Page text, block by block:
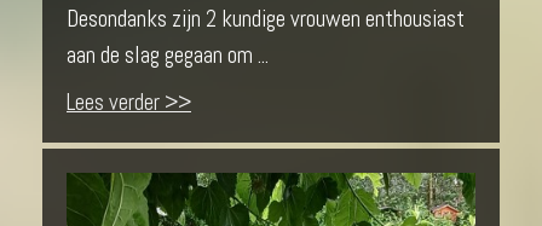
Desondanks zijn 2 kundige vrouwen enthousiast
aan de slag gegaan om ...
Lees verder >>